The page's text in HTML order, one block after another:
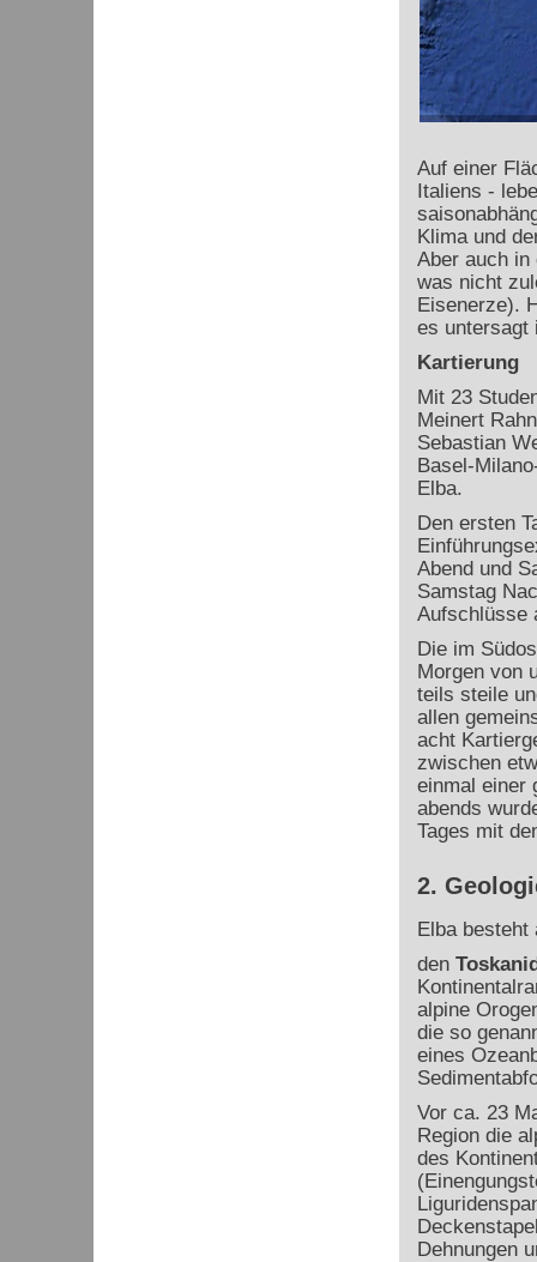
Auf einer
Italiens -
Klima und
Aber auch in
was nicht
Eisenerze).
es untersagt
Kartierung
Mit 23
Meinert
Sebastian
Basel-
Elba.
Den ersten
Abend und
Samstag
Aufschlüsse
Die im
Morgen von
teils steile
allen
acht
zwischen
einmal einer
abends
Tages mit
2.
Elba besteht
den
alpine
die so
eines
Vor ca. 23
Region die
des
Dehnungen